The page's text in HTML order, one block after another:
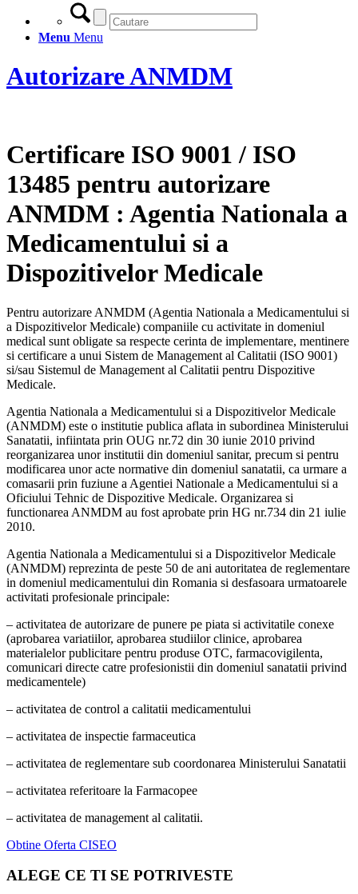
Menu Menu
Autorizare ANMDM
Certificare ISO 9001 / ISO
13485 pentru autorizare
ANMDM : Agentia Nationala a
Medicamentului si a
Dispozitivelor Medicale
Pentru autorizare ANMDM (Agentia Nationala a Medicamentului si
a Dispozitivelor Medicale) companiile cu activitate in domeniul
medical sunt obligate sa respecte cerinta de implementare, mentinere
si certificare a unui Sistem de Management al Calitatii (ISO 9001)
si/sau Sistemul de Management al Calitatii pentru Dispozitive
Medicale.
Agentia Nationala a Medicamentului si a Dispozitivelor Medicale
(ANMDM) este o institutie publica aflata in subordinea Ministerului
Sanatatii, infiintata prin OUG nr.72 din 30 iunie 2010 privind
reorganizarea unor institutii din domeniul sanitar, precum si pentru
modificarea unor acte normative din domeniul sanatatii, ca urmare a
comasarii prin fuziune a Agentiei Nationale a Medicamentului si a
Oficiului Tehnic de Dispozitive Medicale. Organizarea si
functionarea ANMDM au fost aprobate prin HG nr.734 din 21 iulie
2010.
Agentia Nationala a Medicamentului si a Dispozitivelor Medicale
(ANMDM) reprezinta de peste 50 de ani autoritatea de reglementare
in domeniul medicamentului din Romania si desfasoara urmatoarele
activitati profesionale principale:
– activitatea de autorizare de punere pe piata si activitatile conexe
(aprobarea variatiilor, aprobarea studiilor clinice, aprobarea
materialelor publicitare pentru produse OTC, farmacovigilenta,
comunicari directe catre profesionistii din domeniul sanatatii privind
medicamentele)
– activitatea de control a calitatii medicamentului
– activitatea de inspectie farmaceutica
– activitatea de reglementare sub coordonarea Ministerului Sanatatii
– activitatea referitoare la Farmacopee
– activitatea de management al calitatii.
Obtine Oferta CISEO
ALEGE CE TI SE POTRIVESTE